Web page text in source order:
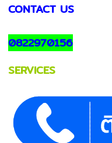
CONTACT US
0822970156
SERVICES